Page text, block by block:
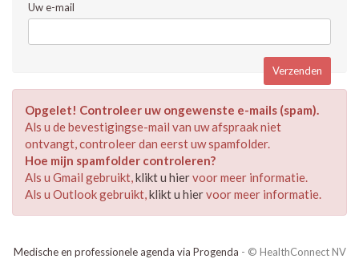
Uw e-mail
Opgelet! Controleer uw ongewenste e-mails (spam).
Als u de bevestigingse-mail van uw afspraak niet
ontvangt, controleer dan eerst uw spamfolder.
Hoe mijn spamfolder controleren?
Als u Gmail gebruikt,klikt u hiervoor meer informatie.
Als u Outlook gebruikt,klikt u hiervoor meer informatie.
Medische en professionele agenda via Progenda - © HealthConnect NV